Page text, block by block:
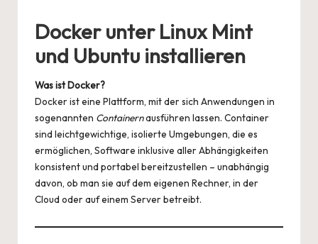
Docker unter Linux Mint
und Ubuntu installieren
Was ist Docker?
Docker ist eine Plattform, mit der sich Anwendungen in
sogenannten Containernausführen lassen. Container
sind leichtgewichtige, isolierte Umgebungen, die es
ermöglichen, Software inklusive aller Abhängigkeiten
konsistent und portabel bereitzustellen – unabhängig
davon, ob man sie auf dem eigenen Rechner, in der
Cloud oder auf einem Server betreibt.